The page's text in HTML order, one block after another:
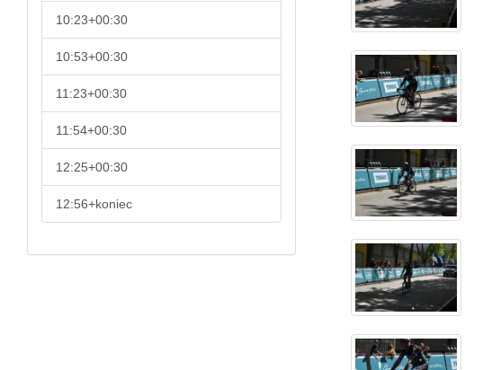
10:23+00:30
10:53+00:30
11:23+00:30
11:54+00:30
12:25+00:30
12:56+koniec